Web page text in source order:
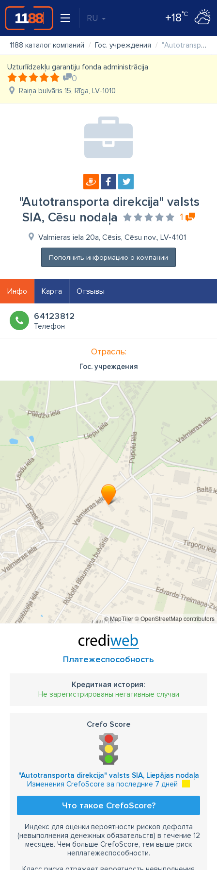
RU +18°C
1188 каталог компаний Гос. учреждения "Autotransporta direkcija" valsts SIA, Cēsu nodaļa
Uzturlīdzekļu garantiju fonda administrācija
0
Raiņa bulvāris 15, Rīga, LV-1010
"Autotransporta direkcija" valsts
SIA, Cēsu nodaļa
1
Valmieras iela 20a, Cēsis, Cēsu nov., LV-4101
Пополнить информацию о компании
Инфо Карта Отзывы
64123812
Телефон
Отрасль:
Гос. учреждения
© MapTiler© OpenStreetMap contributors
Платежеспособность
Кредитная история:
Не зарегистрированы негативные случаи
Crefo Score
"Autotransporta direkcija" valsts SIA, Liepājas nodaļa
Изменения CrefoScore за последние 7 дней
Что такое CrefoScore?
Индекс для оценки вероятности рисков дефолта
(невыполнения денежных обязательств) в течение 12
месяцев. Чем больше CrefoScore, тем выше риск
неплатежеспособности.